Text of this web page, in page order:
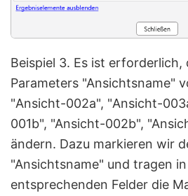
Beispiel 3. Es ist erforderlich,
Parameters "Ansichtsname"
"Ansicht-002а", "Ansicht-
001b", "Ansicht-002b",
ändern. Dazu markieren wir
"Ansichtsname" und tragen
entsprechenden Felder die